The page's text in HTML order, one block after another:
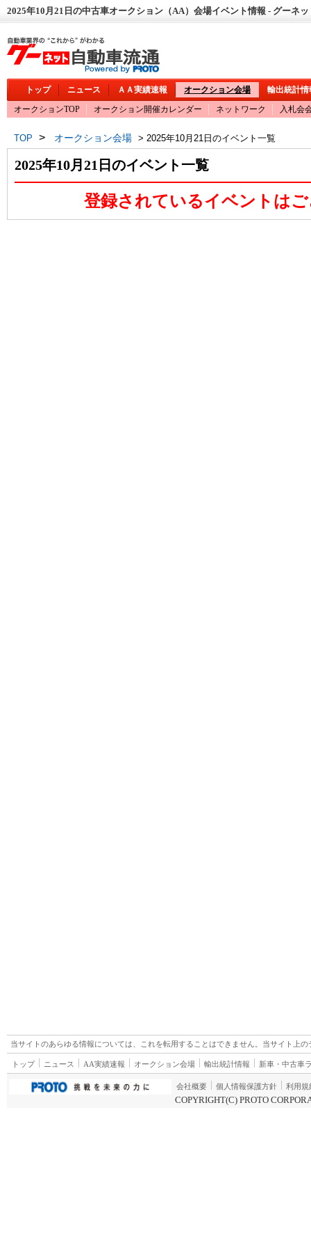
2025年10月21日の中古車オークション（AA）会場イベント情報 - グーネ
トップ ニュース ＡＡ実績速報 オークション会場
輸出統計情
オークションTOP
オークション開催カレンダー ネットワーク 入札会
TOP > オークション会場 > 2025年10月21日のイベント一覧
2025年10月21日のイベント一覧
登録されているイベントは
当サイトのあらゆる情報については、これを転用することはできません。当サイト上
トップ ニュース AA実績速報 オークション会場 輸出統計情報 新車・中古車
会社概要 個人情報保護方針 利用規
COPYRIGHT(C) PROTO